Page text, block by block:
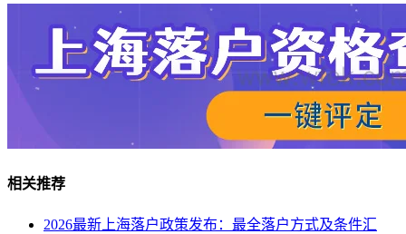
相关推荐
2026最新上海落户政策发布：最全落户方式及条件汇